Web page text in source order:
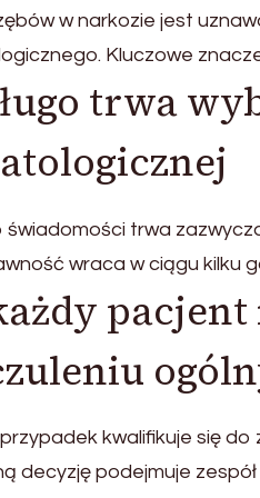
w narkozie jest
Kluczowe
trwa
świadomości trwa
wraca w ciągu kilku
kwalifikuje się
decyzję podejmuje zespół